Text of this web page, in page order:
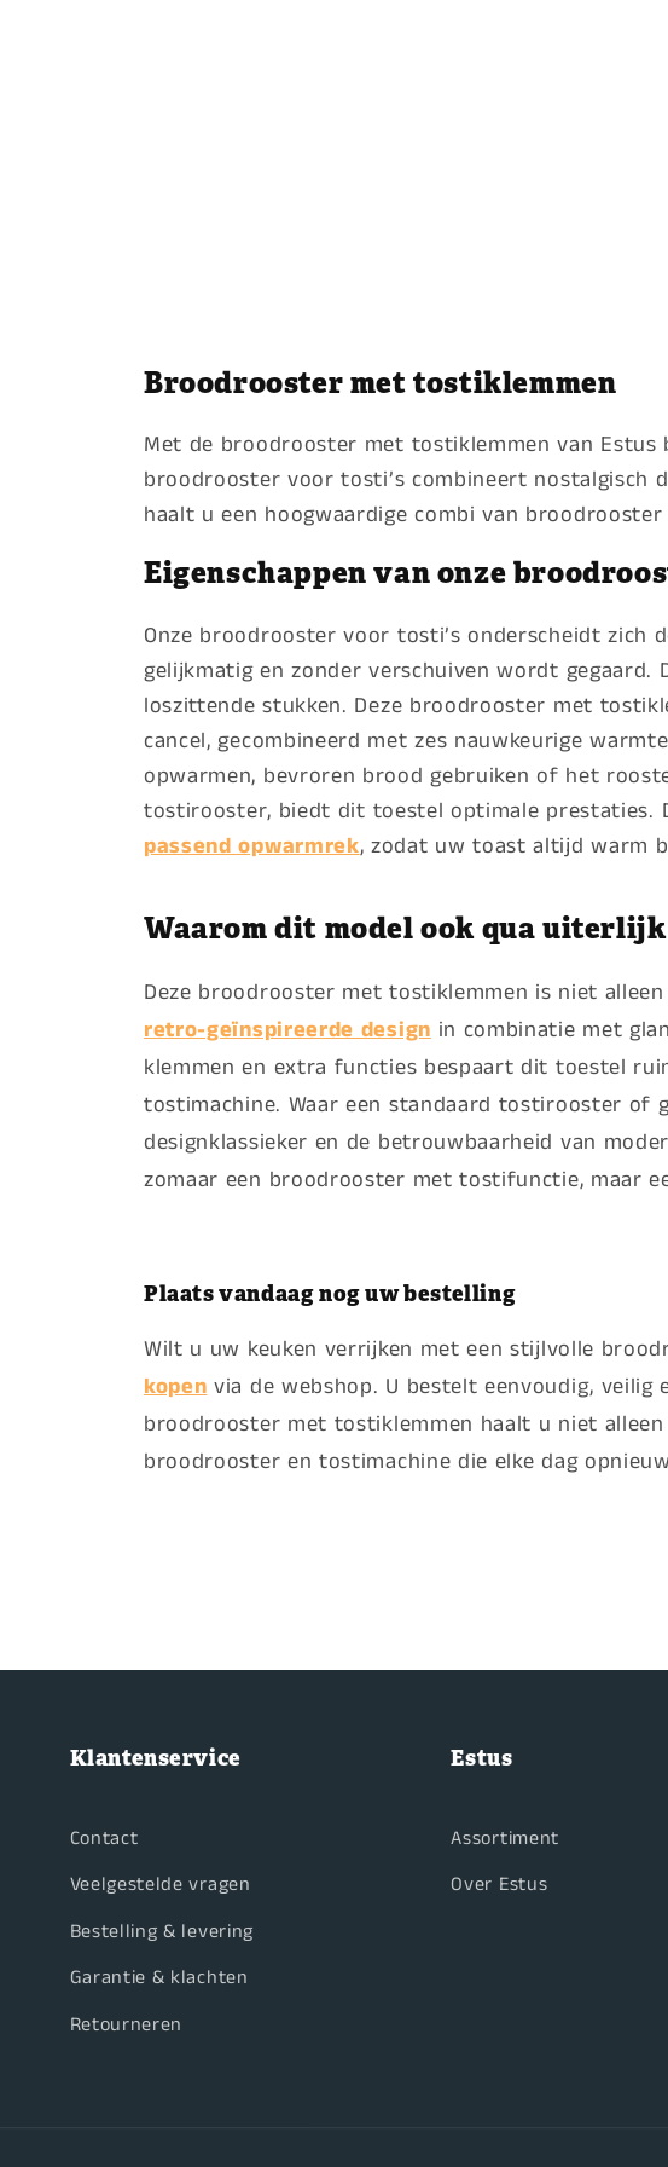
Broodrooster met tostiklemmen
Met de broodrooster met tostiklemmen van
broodrooster voor tosti’s combineert nostalgisch
haalt u een hoogwaardige combi van
Eigenschappen van onze
Onze broodrooster voor tosti’s onderscheidt
gelijkmatig en zonder verschuiven wordt
loszittende stukken. Deze broodrooster met
cancel, gecombineerd met zes nauwkeurige
opwarmen, bevroren brood gebruiken of het
tostirooster, biedt dit toestel optimale prestaties.
passend opwarmrek, zodat uw toast altijd warm
Waarom dit model ook qua
Deze broodrooster met tostiklemmen is niet
retro-geïnspireerde designin combinatie met
klemmen en extra functies bespaart dit toestel
tostimachine. Waar een standaard tostirooster
designklassieker en de betrouwbaarheid van
zomaar een broodrooster met tostifunctie, maar
Plaats vandaag nog uw bestelling
Wilt u uw keuken verrijken met een stijlvolle
kopenvia de webshop. U bestelt eenvoudig,
broodrooster met tostiklemmen haalt u niet
broodrooster en tostimachine die elke dag
Klantenservice
Contact
Veelgestelde vragen
Bestelling & levering
Garantie & klachten
Retourneren
Estus
Assortiment
Over Estus